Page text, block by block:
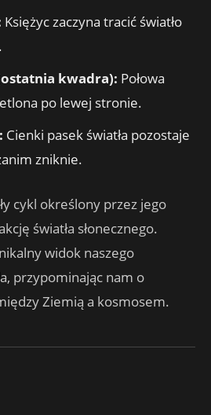
Księżyc zaczyna tracić światło
kwadra): Połowa
po lewej stronie.
Cienki pasek światła pozostaje
zniknie.
cykl określony przez jego
światła słonecznego.
widok naszego
przypominając nam o
Ziemią a kosmosem.